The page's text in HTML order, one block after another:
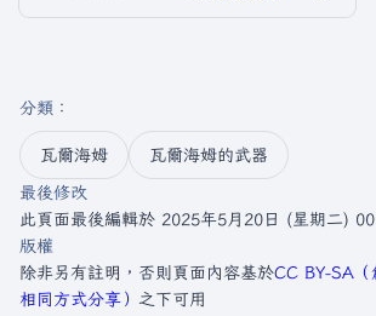
分類 ：​
瓦爾海姆
瓦爾海姆的武器
最後修改
此頁面最後編輯於 2025年5月20日 (星期二)
版權
除非另有註明，否則頁面內容基於CC BY-SA
相同方式分享） 之下可用